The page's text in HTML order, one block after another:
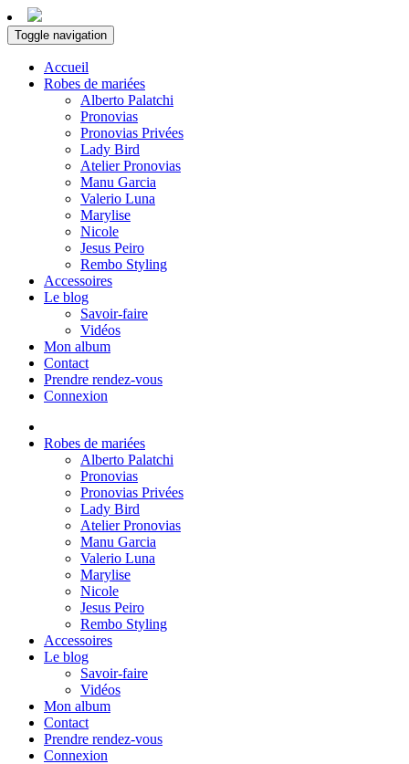
Toggle navigation
Accueil
Robes de mariées
Alberto Palatchi
Pronovias
Pronovias Privées
Lady Bird
Atelier Pronovias
Manu Garcia
Valerio Luna
Marylise
Nicole
Jesus Peiro
Rembo Styling
Accessoires
Le blog
Savoir-faire
Vidéos
Mon album
Contact
Prendre rendez-vous
Connexion
Robes de mariées
Alberto Palatchi
Pronovias
Pronovias Privées
Lady Bird
Atelier Pronovias
Manu Garcia
Valerio Luna
Marylise
Nicole
Jesus Peiro
Rembo Styling
Accessoires
Le blog
Savoir-faire
Vidéos
Mon album
Contact
Prendre rendez-vous
Connexion